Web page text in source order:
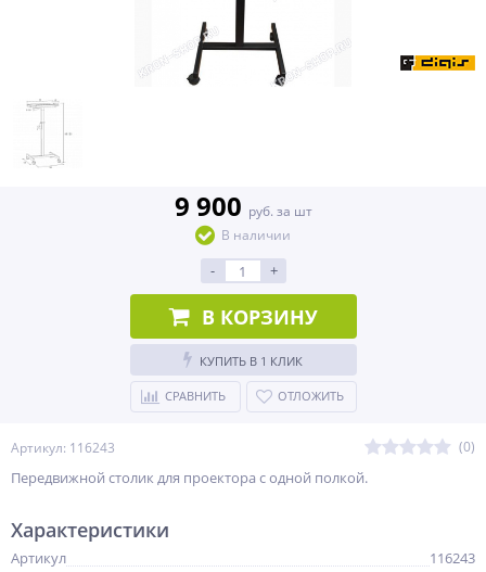
Артикул: 116243 (0)
Передвижной столик для проектора с одной полкой.
9 900 руб. за шт
В наличии
- +
В КОРЗИНУ
КУПИТЬ В 1 КЛИК
СРАВНИТЬ ОТЛОЖИТЬ
Характеристики
Артикул
116243